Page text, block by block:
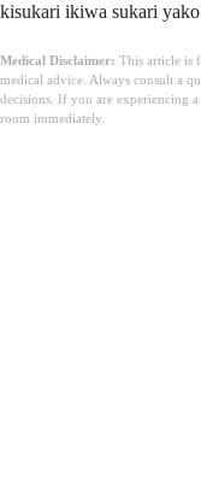
kisukari ikiwa sukari
Medical Disclaimer: This article is
medical advice. Always consult a
decisions. If you are experiencing
room immediately.